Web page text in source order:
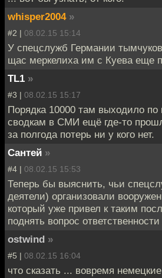
whisper2004 »
#2 | 08.02.15 15:14
У спецслужб Германии
щас меркелиха им с Куева еще
TL1 »
#3 | 08.02.15 15:17
Порядка 10000 там выходило по
сводкам в СМИ ещё где-то
за полгода потерь ни у кого нет.
Сантей »
#4 | 08.02.15 15:53
Теперь бы выяснить, чьи
деятели) организовали
который уже привел к таким
поднять вопрос
ostwind »
#5 | 08.02.15 16:04
что сказать ... вовремя